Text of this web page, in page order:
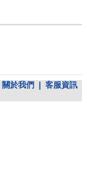
關於我們
客服資訊